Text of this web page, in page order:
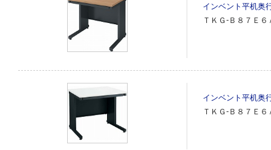
インベント平机奥
ＴＫＧ‐Ｂ８７Ｅ
インベント平机奥
ＴＫＧ‐Ｂ８７Ｅ